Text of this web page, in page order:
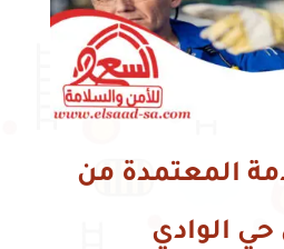
المعتمدة من
حي الوادي